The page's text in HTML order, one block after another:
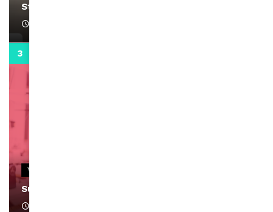
Stacy passe un message
VIDEOS
Support Black Business Wee-kend